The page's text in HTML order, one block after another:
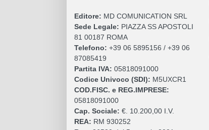
Editore: MD COMUNICATION SRL
Sede Legale: PIAZZA SS APOSTOLI
81 00187 ROMA
Telefono: +39 06 5895156 / +39 06
87085419
Partita IVA: 05818091000
Codice Univoco (SDI): M5UXCR1
COD.FISC. e REG.IMPRESE:
05818091000
Cap. Sociale: €. 10.200,00 I.V.
REA: RM 930252